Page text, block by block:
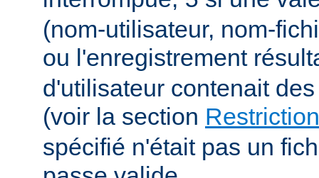
(nom-utilisateur, nom-
ou l'enregistrement
d'utilisateur contenait
(voir la section
spécifié n'était pas un